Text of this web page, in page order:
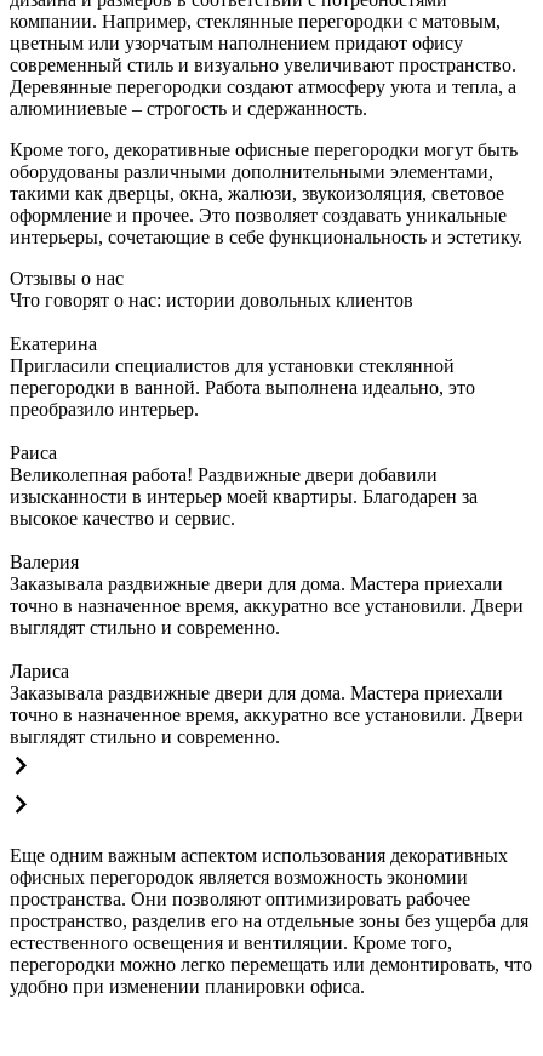
компании. Например, стеклянные перегородки с матовым,
цветным или узорчатым наполнением придают офису
современный стиль и визуально увеличивают пространство.
Деревянные перегородки создают атмосферу уюта и тепла, а
алюминиевые – строгость и сдержанность.
Кроме того, декоративные офисные перегородки могут быть
оборудованы различными дополнительными элементами,
такими как дверцы, окна, жалюзи, звукоизоляция, световое
оформление и прочее. Это позволяет создавать уникальные
интерьеры, сочетающие в себе функциональность и эстетику.
Отзывы о нас
Что говорят о нас: истории довольных клиентов
Екатерина
Пригласили специалистов для установки стеклянной
перегородки в ванной. Работа выполнена идеально, это
преобразило интерьер.
Раиса
Великолепная работа! Раздвижные двери добавили
изысканности в интерьер моей квартиры. Благодарен за
высокое качество и сервис.
Валерия
Заказывала раздвижные двери для дома. Мастера приехали
точно в назначенное время, аккуратно все установили. Двери
выглядят стильно и современно.
Лариса
Заказывала раздвижные двери для дома. Мастера приехали
точно в назначенное время, аккуратно все установили. Двери
выглядят стильно и современно.
Еще одним важным аспектом использования декоративных
офисных перегородок является возможность экономии
пространства. Они позволяют оптимизировать рабочее
пространство, разделив его на отдельные зоны без ущерба для
естественного освещения и вентиляции. Кроме того,
перегородки можно легко перемещать или демонтировать, что
удобно при изменении планировки офиса.